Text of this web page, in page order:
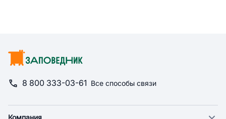
8 800 333-03-61 Все способы связи